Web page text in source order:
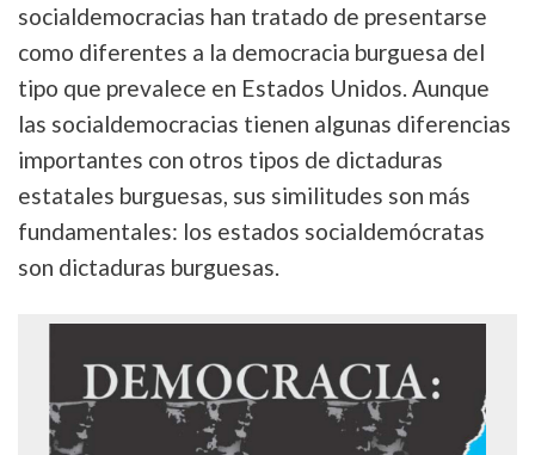
socialdemocracias han tratado de presentarse
como diferentes a la democracia burguesa del
tipo que prevalece en Estados Unidos. Aunque
las socialdemocracias tienen algunas diferencias
importantes con otros tipos de dictaduras
estatales burguesas, sus similitudes son más
fundamentales: los estados socialdemócratas
son dictaduras burguesas.